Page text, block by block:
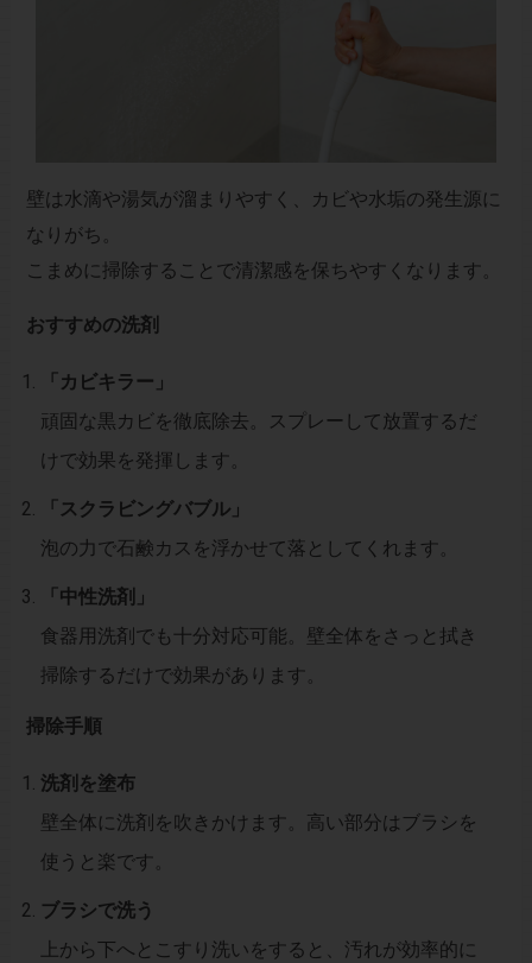
壁は水滴や湯気が溜まりやすく、カビや水垢の発生源に
なりがち。
こまめに掃除することで清潔感を保ちやすくなります。
おすすめの洗剤
「カビキラー」
頑固な黒カビを徹底除去。スプレーして放置するだ
けで効果を発揮します。
「スクラビングバブル」
泡の力で石鹸カスを浮かせて落としてくれます。
「中性洗剤」
食器用洗剤でも十分対応可能。壁全体をさっと拭き
掃除するだけで効果があります。
掃除手順
洗剤を塗布
壁全体に洗剤を吹きかけます。高い部分はブラシを
使うと楽です。
ブラシで洗う
上から下へとこすり洗いをすると、汚れが効率的に